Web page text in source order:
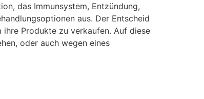
das Immunsystem, Entzündung,
aus. Der Entscheid
Produkte zu verkaufen. Auf diese
oder auch wegen eines